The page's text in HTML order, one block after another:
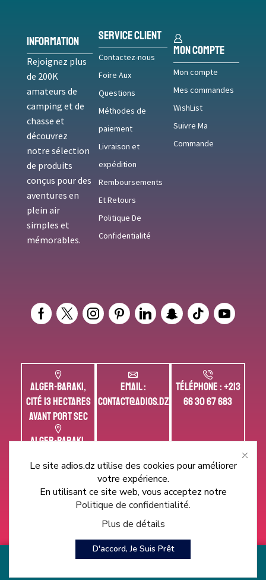
Le site adios.dz utilise des cookies pour améliorer
votre expérience.
En utilisant ce site web, vous acceptez notre
Politique de confidentialité.
Plus de détails
D'accord, Je Suis Prêt
Information
Rejoignez plus
de 200K
amateurs de
camping et de
chasse et
découvrez
notre sélection
de produits
conçus pour des
aventures en
plein air
simples et
mémorables.
Service Client
Contactez-nous
Foire Aux
Questions
Méthodes de
paiement
Livraison et
expédition
Remboursements
Et Retours
Politique De
Confidentialité
Mon compte
Mon compte
Mes commandes
WishList
Suivre Ma
Commande
Alger-Baraki,
Cité 13 hectares
avant port sec
Alger-Baraki,
belarbi avant la
banque BDL
Email :
Contact@adios.dz
Téléphone :+213
66 30 67 683
Ⓒ Created by Adios Developers